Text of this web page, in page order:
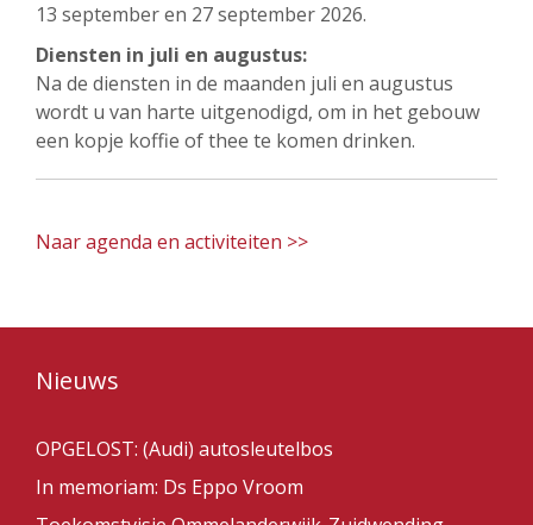
13 september en 27 september 2026.
Diensten in juli en augustus:
Na de diensten in de maanden juli en augustus
wordt u van harte uitgenodigd, om in het gebouw
een kopje koffie of thee te komen drinken.
Naar agenda en activiteiten >>
Nieuws
OPGELOST: (Audi) autosleutelbos
In memoriam: Ds Eppo Vroom